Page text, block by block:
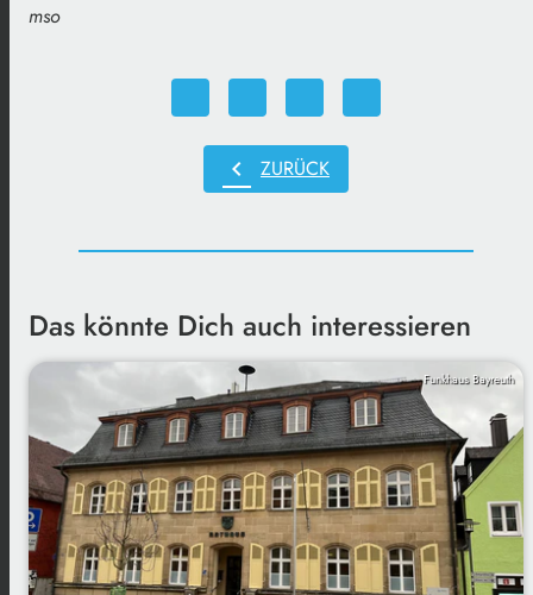
mso
chevron_left ZURÜCK
Das könnte Dich auch interessieren
Funkhaus Bayreuth